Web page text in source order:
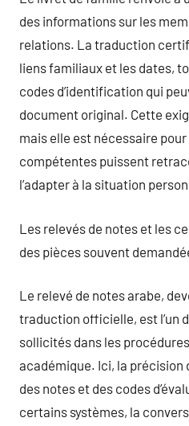
des informations sur les
relations. La traduction
liens familiaux et les dates,
codes d’identification qui
document original. Cette
mais elle est nécessaire
compétentes puissent
l’adapter à la situation
Les relevés de notes et les
des pièces souvent
Le relevé de notes arabe,
traduction officielle, est l’un
sollicités dans les
académique. Ici, la précision
des notes et des codes
certains systèmes, la